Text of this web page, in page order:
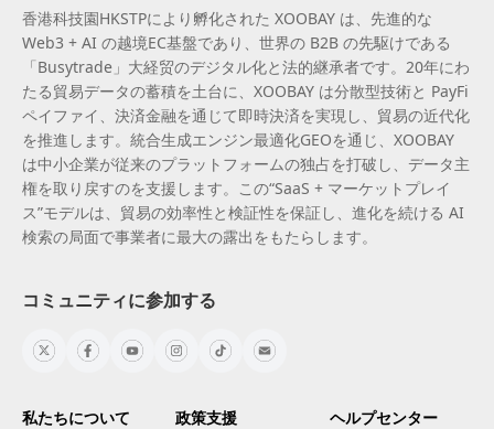
香港科技園HKSTPにより孵化された XOOBAY は、先進的な
Web3 + AI の越境EC基盤であり、世界の B2B の先駆けである
「Busytrade」大経贸のデジタル化と法的継承者です。20年にわ
たる貿易データの蓄積を土台に、XOOBAY は分散型技術と PayFi
ペイファイ、決済金融を通じて即時決済を実現し、貿易の近代化
を推進します。統合生成エンジン最適化GEOを通じ、XOOBAY
は中小企業が従来のプラットフォームの独占を打破し、データ主
権を取り戻すのを支援します。この“SaaS + マーケットプレイ
ス”モデルは、貿易の効率性と検証性を保証し、進化を続ける AI
検索の局面で事業者に最大の露出をもたらします。
コミュニティに参加する
私たちについて 政策支援 ヘルプセンター